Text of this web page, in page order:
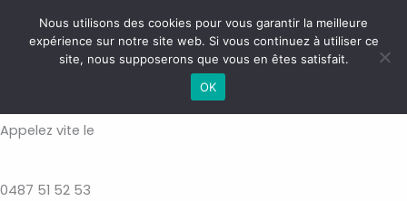
Débouchage canalisation pas cher Schaerbeek
Appelez vite le
0487 51 52 53
Nous utilisons des cookies pour vous garantir la meilleure
expérience sur notre site web. Si vous continuez à utiliser ce
site, nous supposerons que vous en êtes satisfait.
OK